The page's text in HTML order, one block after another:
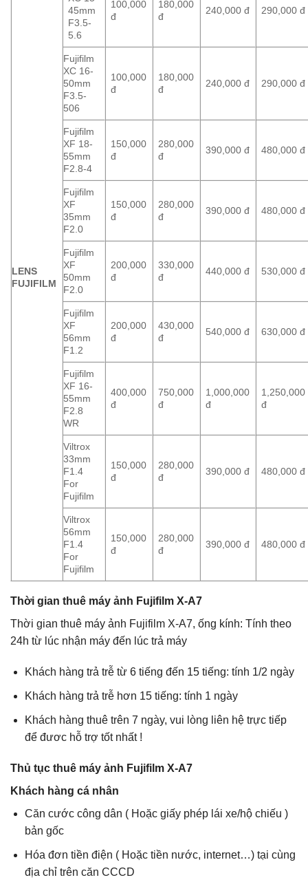
LENS
FUJIFILM
45mm
F3.5-
5.6
100,000
đ
180,000
đ
240,000 đ 290,000 đ
Fujifilm
XC 16-
50mm
F3.5-
506
100,000
đ
180,000
đ
240,000 đ 290,000 đ
Fujifilm
XF 18-
55mm
F2.8-4
150,000
đ
280,000
đ
390,000 đ 480,000 đ
Fujifilm
XF
35mm
F2.0
150,000
đ
280,000
đ
390,000 đ 480,000 đ
Fujifilm
XF
50mm
F2.0
200,000
đ
330,000
đ
440,000 đ 530,000 đ
Fujifilm
XF
56mm
F1.2
200,000
đ
430,000
đ
540,000 đ 630,000 đ
Fujifilm
XF 16-
55mm
F2.8
WR
400,000
đ
750,000
đ
1,000,000
đ
1,250,000
đ
Viltrox
33mm
F1.4
For
Fujifilm
150,000
đ
280,000
đ
390,000 đ 480,000 đ
Viltrox
56mm
F1.4
For
Fujifilm
150,000
đ
280,000
đ
390,000 đ 480,000 đ
Thời gian thuê máy ảnh Fujifilm X-A7
Thời gian thuê máy ảnh Fujifilm X-A7, ống kính: Tính theo
24h từ lúc nhận máy đến lúc trả máy
Khách hàng trả trễ từ 6 tiếng đến 15 tiếng: tính 1/2 ngày
Khách hàng trả trễ hơn 15 tiếng: tính 1 ngày
Khách hàng thuê trên 7 ngày, vui lòng liên hệ trực tiếp
để đươc hỗ trợ tốt nhất !
Thủ tục thuê máy ảnh Fujifilm X-A7
Khách hàng cá nhân
Căn cước công dân ( Hoặc giấy phép lái xe/hộ chiếu )
bản gốc
Hóa đơn tiền điện ( Hoặc tiền nước, internet…) tại cùng
địa chỉ trên căn CCCD